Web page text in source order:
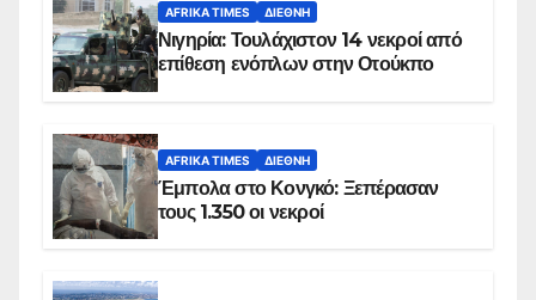
AFRIKA TIMES ΔΙΕΘΝΉ
Νιγηρία: Τουλάχιστον 14 νεκροί από
επίθεση ενόπλων στην Οτούκπο
AFRIKA TIMES ΔΙΕΘΝΉ
Έμπολα στο Κονγκό: Ξεπέρασαν
τους 1.350 οι νεκροί